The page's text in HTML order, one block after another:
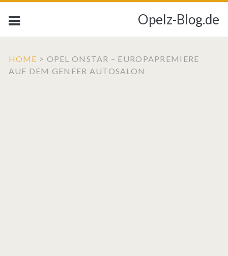
Opelz-Blog.de
HOME > OPEL ONSTAR – EUROPAPREMIERE
AUF DEM GENFER AUTOSALON